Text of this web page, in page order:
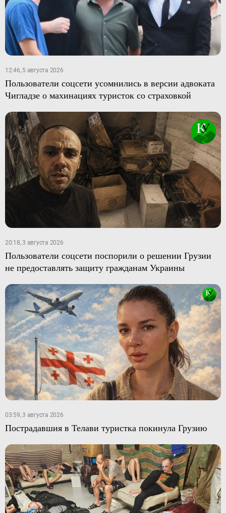
12:46, 5 августа 2026
Пользователи соцсети усомнились в версии адвоката
Чигладзе о махинациях туристок со страховкой
20:18, 3 августа 2026
Пользователи соцсети поспорили о решении Грузии
не предоставлять защиту гражданам Украины
03:59, 3 августа 2026
Пострадавшия в Телави туристка покинула Грузию